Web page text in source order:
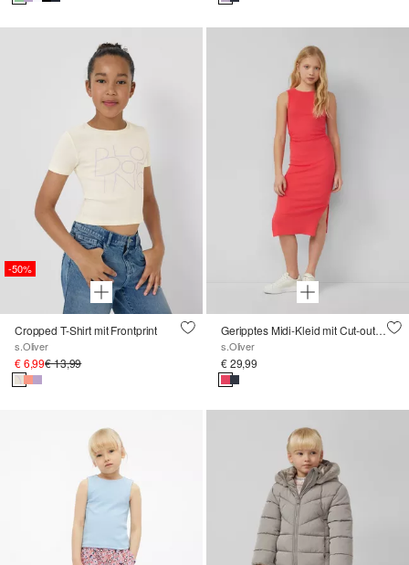
-50%
Cropped T-Shirt mit Frontprint
s.Oliver
€ 6,99€ 13,99
Geripptes Midi-Kleid mit Cut-out und Schlitz
s.Oliver
€ 29,99